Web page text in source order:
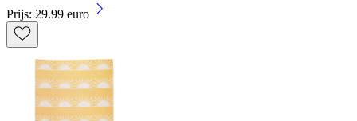
Prijs: 29.99 euro